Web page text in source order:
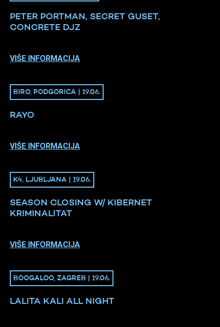
PETER PORTMAN, SECRET GUSET,
CONCRETE DJZ
VIŠE INFORMACIJA
BIRO, PODGORICA | 19.06.
RAYO
VIŠE INFORMACIJA
K4, LJUBLJANA | 19.06.
SEASON CLOSING W/ KIBERNET
KRIMINALITAT
VIŠE INFORMACIJA
BOOGALOO, ZAGREB | 19.06.
LALITA KALI ALL NIGHT